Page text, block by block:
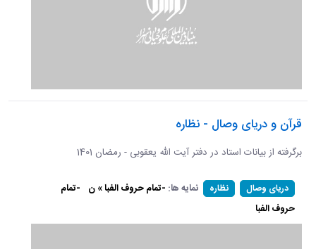
قرآن و دریای وصال - نظاره
برگرفته از بیانات استاد در دفتر آیت الله یعقوبی - رمضان 1401
دریای وصال نظاره نمایه ها: -تمام حروف الفبا » ن -تمام
حروف الفبا